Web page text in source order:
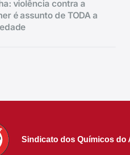
violência contra a
é assunto de TODA a
Sindicato dos Químicos do